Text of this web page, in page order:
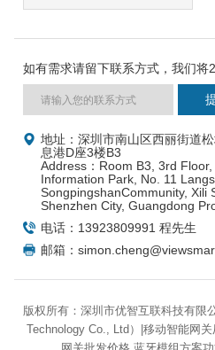
如有需求请留下联系方式，我们将
地址：深圳市南山区西丽街道
息港D座3楼B3
Address：Room B3, 3rd
Information Park, No. 11
SongpingshanCommunity, Xili
Shenzhen City, Guangdong
电话：13923809991 程先生
邮箱：
版权所有：深圳市优智互联科技有限
Technology Co., Ltd）|移动智能网